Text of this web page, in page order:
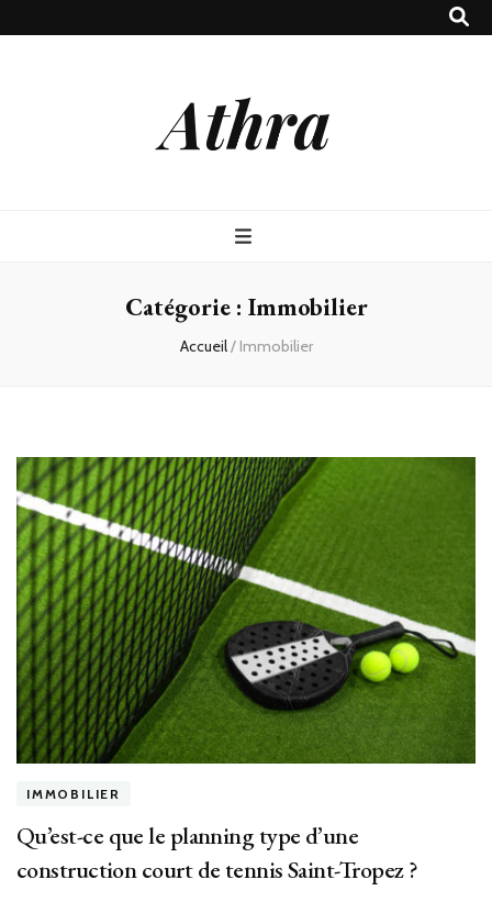
Athra
Catégorie : Immobilier
Accueil/ Immobilier
IMMOBILIER
Qu’est-ce que le planning type d’une
construction court de tennis Saint-Tropez ?